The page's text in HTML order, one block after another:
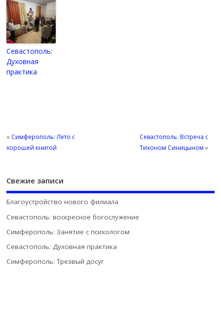
Севастополь:
Духовная
практика
« Симферополь: Лето с
хорошей книгой
Севастополь: Встреча с
Тихоном Синицыном »
Свежие записи
Благоустройство нового филиала
Севастополь: воскресное богослужение
Симферополь: Занятие с психологом
Севастополь: Духовная практика
Симферополь: Трезвый досуг